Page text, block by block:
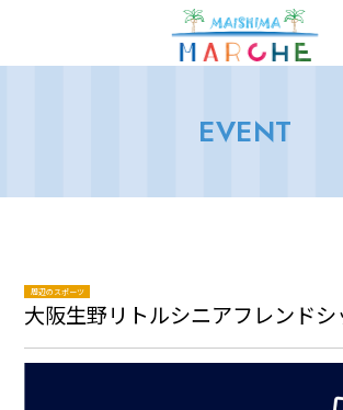
EVENT
周辺のスポーツ
大阪生野リトルシニアフレンド